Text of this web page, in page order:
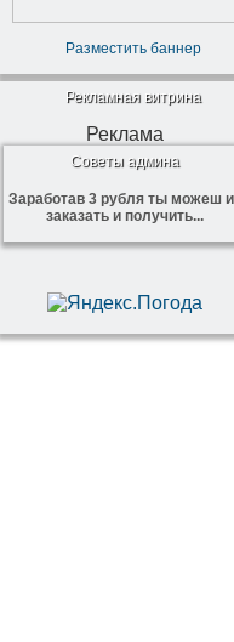
Разместить баннер
Рекламная витрина
Реклама
Советы админа
Заработав 3 рубля ты можеш
заказать и получить...